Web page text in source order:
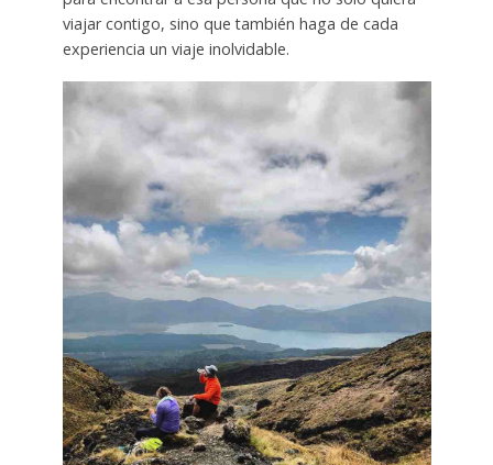
viajar contigo, sino que también haga de cada
experiencia un viaje inolvidable.